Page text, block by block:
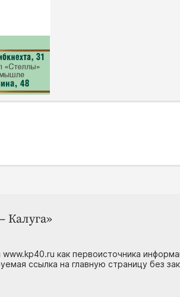
Калуга»
как первоисточника
ссылка на главную страницу без